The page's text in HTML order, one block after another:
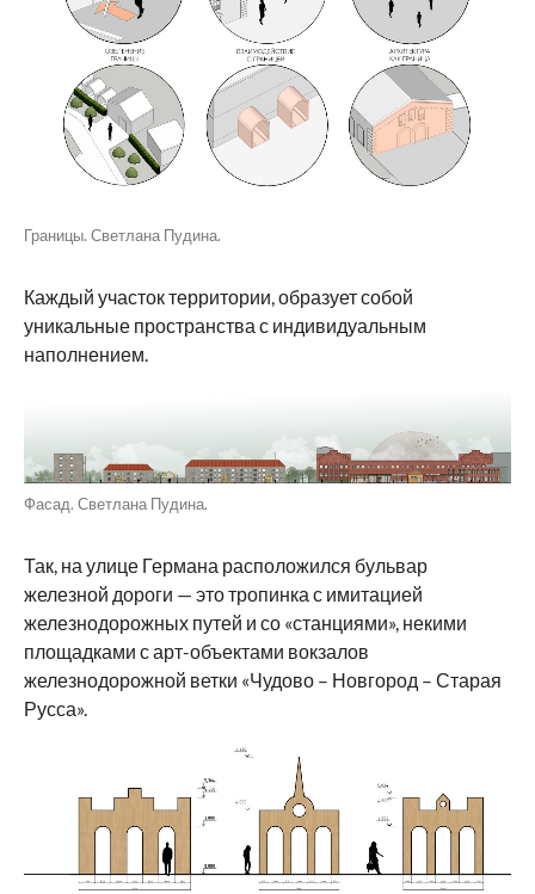
Границы. Светлана Пудина.
Каждый участок территории, образует собой
уникальные пространства с индивидуальным
наполнением.
Фасад. Светлана Пудина.
Так, на улице Германа расположился бульвар
железной дороги — это тропинка с имитацией
железнодорожных путей и со «станциями», некими
площадками с арт-объектами вокзалов
железнодорожной ветки «Чудово – Новгород – Старая
Русса».